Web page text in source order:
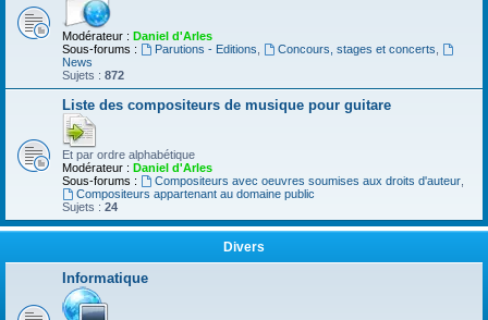
Modérateur : Daniel d'Arles
Sous-forums :
Parutions - Editions Concours, stages et concerts
News
Sujets : 872
Liste des compositeurs de musique pour guitare
Et par ordre alphabétique
Modérateur : Daniel d'Arles
Sous-forums :
Compositeurs avec oeuvres soumises aux droits d'auteur,
Compositeurs appartenant au domaine public
Sujets : 24
Divers
Informatique